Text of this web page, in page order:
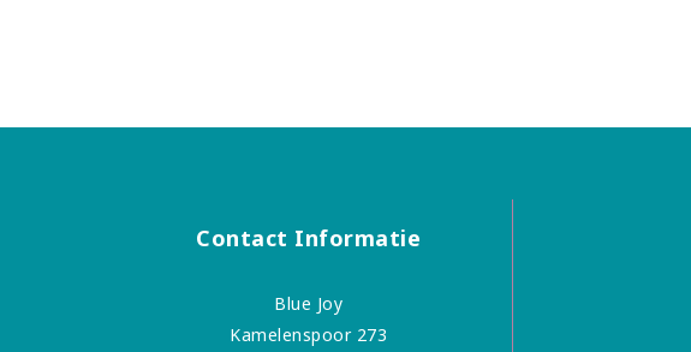
Contact Informatie
Blue Joy
Kamelenspoor 273